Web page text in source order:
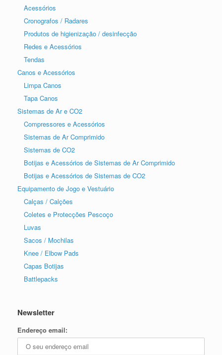
Acessórios
Cronografos / Radares
Produtos de higienização / desinfecção
Redes e Acessórios
Tendas
Canos e Acessórios
Limpa Canos
Tapa Canos
Sistemas de Ar e CO2
Compressores e Acessórios
Sistemas de Ar Comprimido
Sistemas de CO2
Botijas e Acessórios de Sistemas de Ar Comprimido
Botijas e Acessórios de Sistemas de CO2
Equipamento de Jogo e Vestuário
Calças / Calções
Coletes e Protecções Pescoço
Luvas
Sacos / Mochilas
Knee / Elbow Pads
Capas Botijas
Battlepacks
Newsletter
Endereço email: